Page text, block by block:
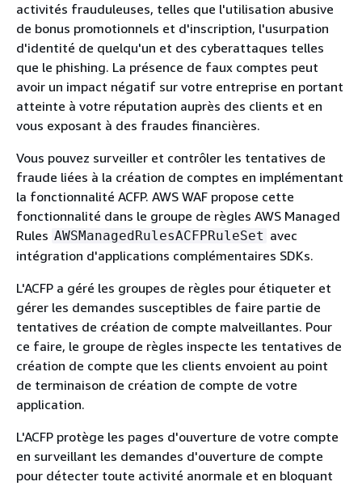
activités frauduleuses, telles que l'utilisation abusive
de bonus promotionnels et d'inscription, l'usurpation
d'identité de quelqu'un et des cyberattaques telles
que le phishing. La présence de faux comptes peut
avoir un impact négatif sur votre entreprise en portant
atteinte à votre réputation auprès des clients et en
vous exposant à des fraudes financières.
Vous pouvez surveiller et contrôler les tentatives de
fraude liées à la création de comptes en implémentant
la fonctionnalité ACFP. AWS WAF propose cette
fonctionnalité dans le groupe de règles AWS Managed
Rules AWSManagedRulesACFPRuleSet avec
intégration d'applications complémentaires SDKs.
L'ACFP a géré les groupes de règles pour étiqueter et
gérer les demandes susceptibles de faire partie de
tentatives de création de compte malveillantes. Pour
ce faire, le groupe de règles inspecte les tentatives de
création de compte que les clients envoient au point
de terminaison de création de compte de votre
application.
L'ACFP protège les pages d'ouverture de votre compte
en surveillant les demandes d'ouverture de compte
pour détecter toute activité anormale et en bloquant